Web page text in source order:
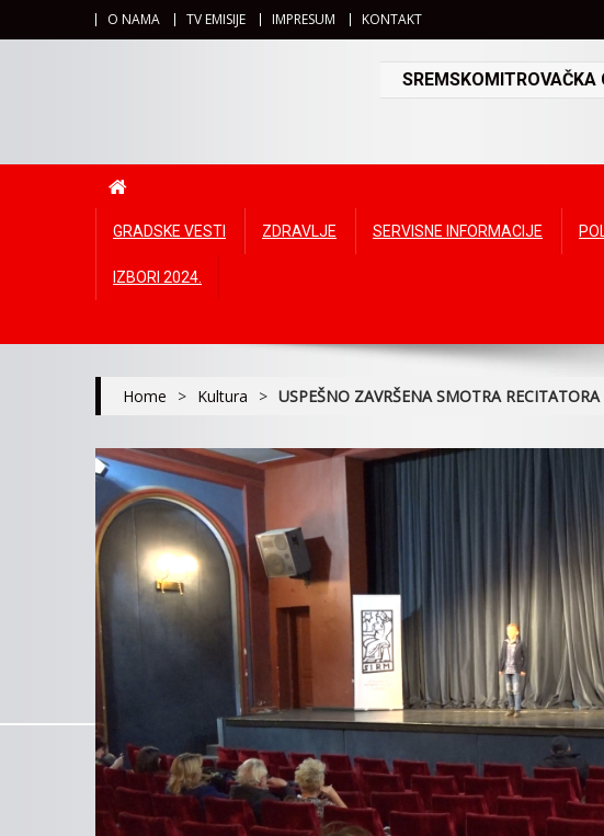
O NAMA TV EMISIJE IMPRESUM KONTAKT
GRADSKE VESTI ZDRAVLJE SERVISNE INFORMACIJE
IZBORI 2024.
Home > Kultura > USPEŠNO ZAVRŠENA SMOTRA RECITATORA